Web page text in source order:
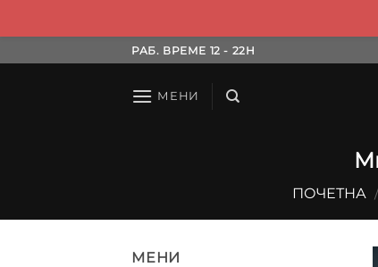
to
РАБ. ВРЕМЕ 12 - 22H
МЕНИ
ПОЧЕТНА /
МЕНИ